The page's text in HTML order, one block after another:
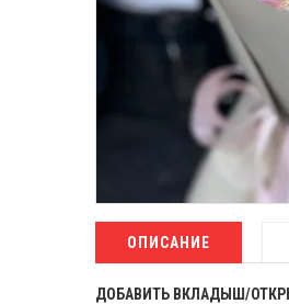
ОПИСАНИЕ
ДОБАВИТЬ ВКЛАДЫШ/